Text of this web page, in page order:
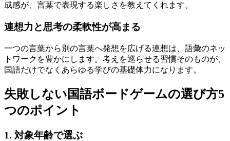
成感が、言葉で表現する楽しさを教えてくれます。
連想力と思考の柔軟性が高まる
一つの言葉から別の言葉へ発想を広げる連想は、語彙のネッ
トワークを豊かにします。考えを巡らせる習慣そのものが、
国語だけでなくあらゆる学びの基礎体力になります。
失敗しない国語ボードゲームの選び方5
つのポイント
1. 対象年齢で選ぶ